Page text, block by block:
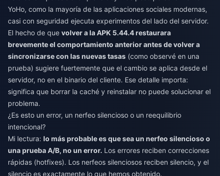
YoHo, como la mayoría de las aplicaciones sociales modernas,
casi con seguridad ejecuta experimentos del lado del servidor.
El hecho de que volver a la APK 5.44.4 restaurara
brevemente el comportamiento anterior antes de volver a
sincronizarse con las nuevas tasas (como observé en una
prueba) sugiere fuertemente que el cambio se aplica desde el
servidor, no en el binario del cliente. Ese detalle importa:
significa que borrar la caché y reinstalar no puede solucionar el
problema.
¿Es esto un error, un nerfeo silencioso o un reequilibrio
intencional?
Mi lectura: lo más probable es que sea un nerfeo silencioso o
una prueba A/B, no un error. Los errores reciben correcciones
rápidas (hotfixes). Los nerfeos silenciosos reciben silencio, y el
silencio es exactamente lo que hemos obtenido.